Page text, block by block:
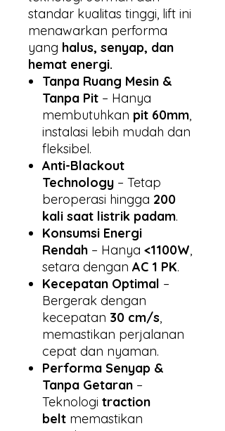
standar kualitas tinggi, lift ini
menawarkan performa
yang halus, senyap, dan
hemat energi.
Tanpa Ruang Mesin &
Tanpa Pit – Hanya
membutuhkan pit 60mm,
instalasi lebih mudah dan
fleksibel.
Anti-Blackout
Technology – Tetap
beroperasi hingga 200
kali saat listrik padam.
Konsumsi Energi
Rendah – Hanya <1100W,
setara dengan AC 1 PK.
Kecepatan Optimal –
Bergerak dengan
kecepatan 30 cm/s,
memastikan perjalanan
cepat dan nyaman.
Performa Senyap &
Tanpa Getaran –
Teknologi traction
belt memastikan